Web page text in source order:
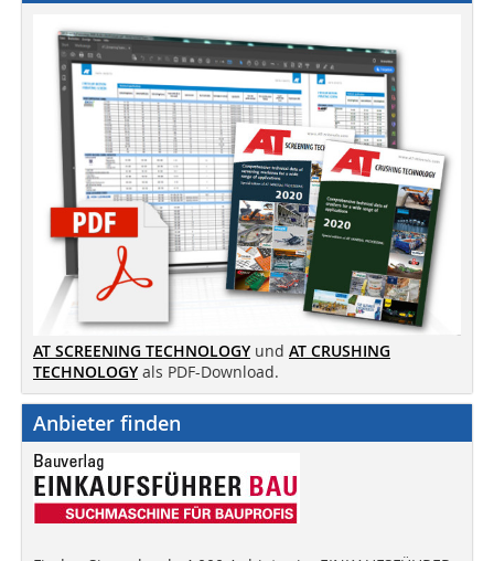
AT SCREENING TECHNOLOGY und AT CRUSHING
TECHNOLOGY als PDF-Download.
Anbieter finden